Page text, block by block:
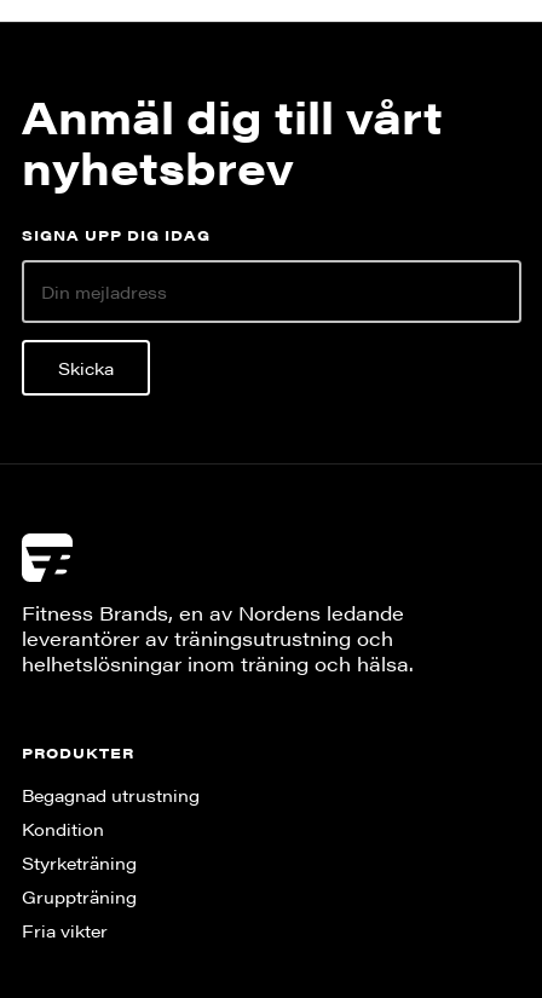
Anmäl dig till vårt
nyhetsbrev
SIGNA UPP DIG IDAG
Skicka
Fitness Brands, en av Nordens ledande
leverantörer av träningsutrustning och
helhetslösningar inom träning och hälsa.
PRODUKTER
Begagnad utrustning
Kondition
Styrketräning
Gruppträning
Fria vikter